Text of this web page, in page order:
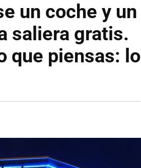
un coche y un
saliera gratis.
que piensas: lo